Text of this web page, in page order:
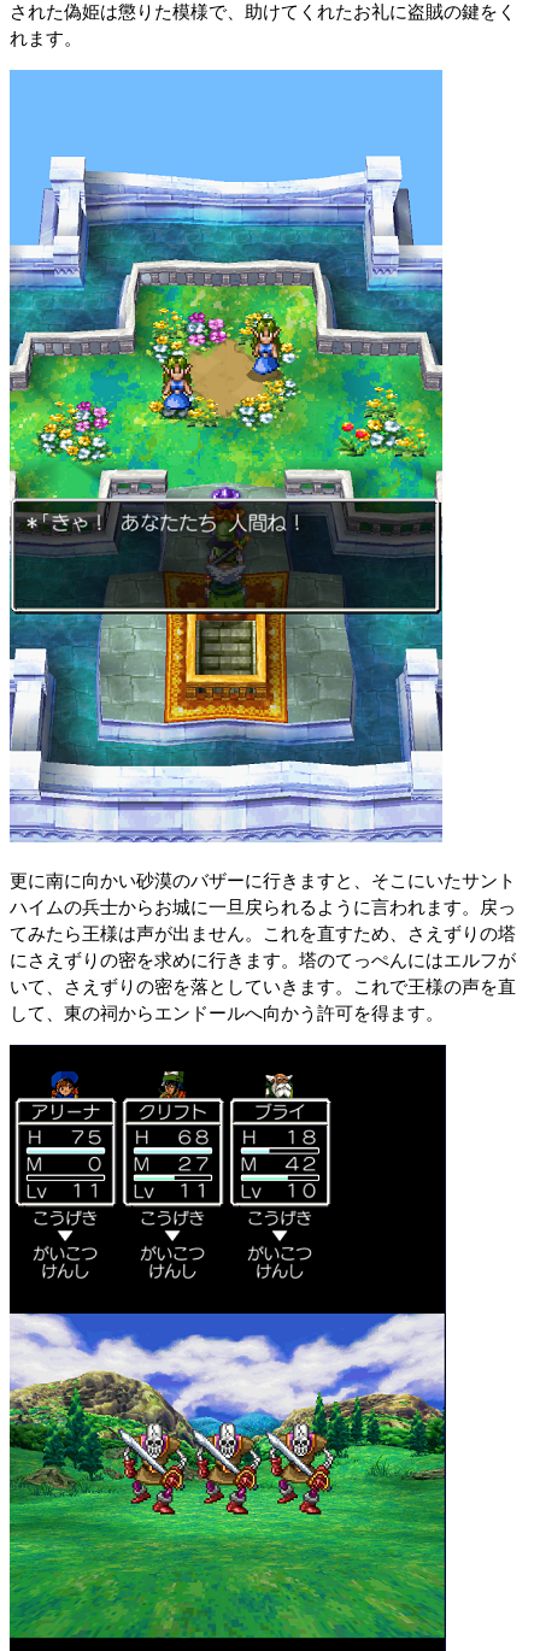
された偽姫は懲りた模様で、助けてくれたお礼に盗賊の鍵をく
れます。
更に南に向かい砂漠のバザーに行きますと、そこにいたサント
ハイムの兵士からお城に一旦戻られるように言われます。戻っ
てみたら王様は声が出ません。これを直すため、さえずりの塔
にさえずりの密を求めに行きます。塔のてっぺんにはエルフが
いて、さえずりの密を落としていきます。これで王様の声を直
して、東の祠からエンドールへ向かう許可を得ます。